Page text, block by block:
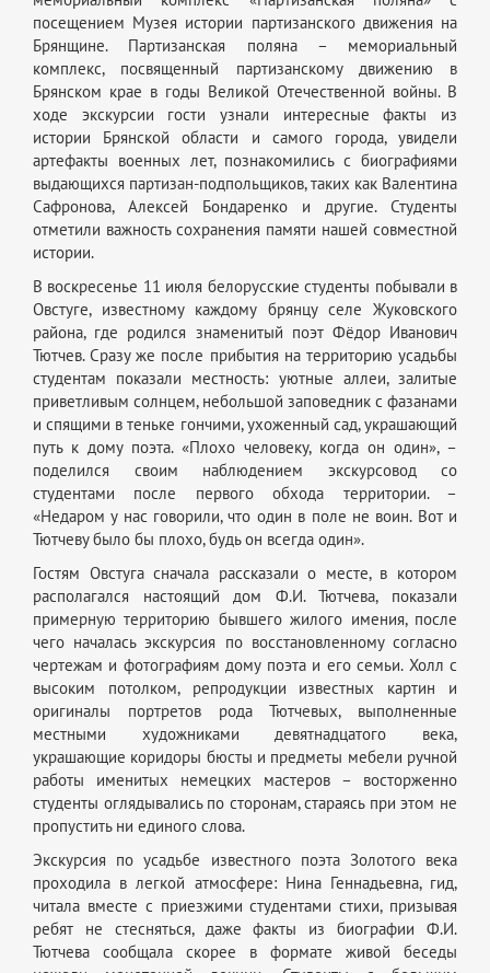
посещением Музея истории партизанского движения на
Брянщине. Партизанская поляна – мемориальный
комплекс, посвященный партизанскому движению в
Брянском крае в годы Великой Отечественной войны. В
ходе экскурсии гости узнали интересные факты из
истории Брянской области и самого города, увидели
артефакты военных лет, познакомились с биографиями
выдающихся партизан-подпольщиков, таких как Валентина
Сафронова, Алексей Бондаренко и другие. Студенты
отметили важность сохранения памяти нашей совместной
истории.
В воскресенье 11 июля белорусские студенты побывали в
Овстуге, известному каждому брянцу селе Жуковского
района, где родился знаменитый поэт Фёдор Иванович
Тютчев. Сразу же после прибытия на территорию усадьбы
студентам показали местность: уютные аллеи, залитые
приветливым солнцем, небольшой заповедник с фазанами
и спящими в теньке гончими, ухоженный сад, украшающий
путь к дому поэта. «Плохо человеку, когда он один», –
поделился своим наблюдением экскурсовод со
студентами после первого обхода территории. –
«Недаром у нас говорили, что один в поле не воин. Вот и
Тютчеву было бы плохо, будь он всегда один».
Гостям Овстуга сначала рассказали о месте, в котором
располагался настоящий дом Ф.И. Тютчева, показали
примерную территорию бывшего жилого имения, после
чего началась экскурсия по восстановленному согласно
чертежам и фотографиям дому поэта и его семьи. Холл с
высоким потолком, репродукции известных картин и
оригиналы портретов рода Тютчевых, выполненные
местными художниками девятнадцатого века,
украшающие коридоры бюсты и предметы мебели ручной
работы именитых немецких мастеров – восторженно
студенты оглядывались по сторонам, стараясь при этом не
пропустить ни единого слова.
Экскурсия по усадьбе известного поэта Золотого века
проходила в легкой атмосфере: Нина Геннадьевна, гид,
читала вместе с приезжими студентами стихи, призывая
ребят не стесняться, даже факты из биографии Ф.И.
Тютчева сообщала скорее в формате живой беседы